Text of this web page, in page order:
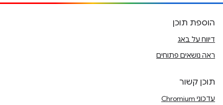
הוספת תוכן
דיווח על באג
ראה נושאים פתוחים
תוכן קשור
עדכוני Chromium